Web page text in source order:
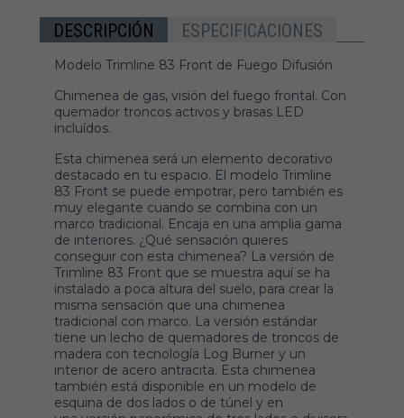
DESCRIPCIÓN ESPECIFICACIONES
Modelo Trimline 83 Front de Fuego Difusión
Chimenea de gas, visión del fuego frontal. Con
quemador troncos activos y brasas LED
incluídos.
Esta chimenea será un elemento decorativo
destacado en tu espacio. El modelo Trimline
83 Front se puede empotrar, pero también es
muy elegante cuando se combina con un
marco tradicional. Encaja en una amplia gama
de interiores. ¿Qué sensación quieres
conseguir con esta chimenea? La versión de
Trimline 83 Front que se muestra aquí se ha
instalado a poca altura del suelo, para crear la
misma sensación que una chimenea
tradicional con marco. La versión estándar
tiene un lecho de quemadores de troncos de
madera con tecnología Log Burner y un
interior de acero antracita. Esta chimenea
también está disponible en un modelo de
esquina de dos lados o de túnel y en